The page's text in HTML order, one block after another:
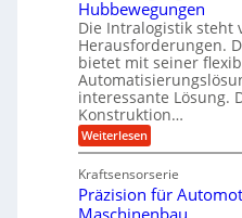
m
V
e
r
g
l
e
K
u
g
e
l
g
e
w
i
n
r
t
U
m
s
a
t
z
n
d
r
A
r
b
e
i
t
s
l
o
Hubbewegungen
Die Intralogistik steht
Herausforderungen.
bietet mit seiner
interessante Lösung.
Konstruktion…
Weiterlesen:
Z
h
n
s
Kraftsensorserie
Präzision für